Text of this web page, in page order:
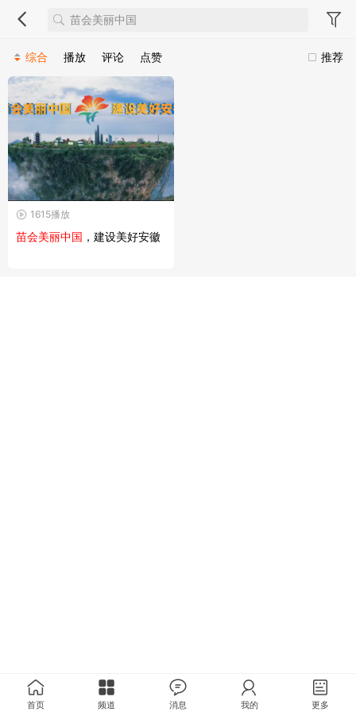
推荐
综合 播放 评论 点赞
1615播放
苗会美丽中国 ，建设美好安徽
首页 频道 消息 我的 更多